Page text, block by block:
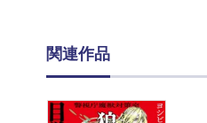
関連作品